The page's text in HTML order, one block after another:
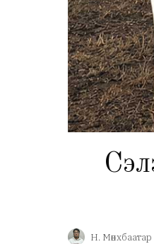
Н. Мөнхбаатар